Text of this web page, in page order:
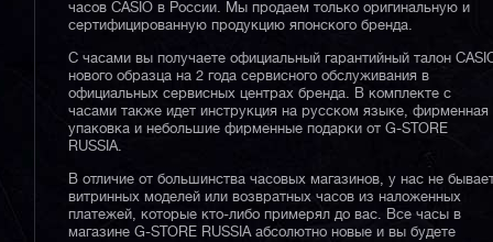
часов CASIO в России. Мы продаем только оригинальную и
сертифицированную продукцию японского бренда.
С часами вы получаете официальный гарантийный талон
нового образца на 2 года сервисного обслуживания в
официальных сервисных центрах бренда. В комплекте с
часами также идет инструкция на русском языке, фирменная
упаковка и небольшие фирменные подарки от G-STORE
RUSSIA.
В отличие от большинства часовых магазинов, у нас не
витринных моделей или возвратных часов из наложенных
платежей, которые кто-либо примерял до вас. Все часы в
магазине G-STORE RUSSIA абсолютно новые и вы будете